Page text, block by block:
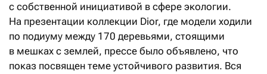
с собственной инициативой в сфере экологии.
На презентации коллекции Dior, где модели ходили
по подиуму между 170 деревьями, стоящими
в мешках с землей, прессе было объявлено, что
показ посвящен теме устойчивого развития. Вся